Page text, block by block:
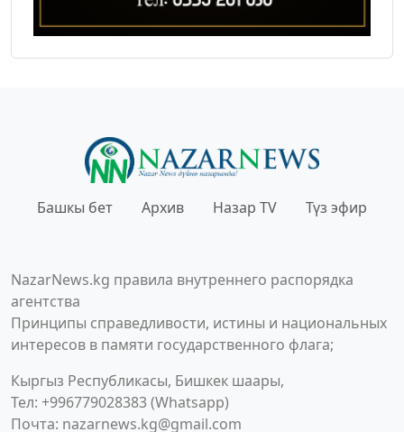
Башкы бет Архив Назар TV Түз эфир
NazarNews.kg правила внутреннего распорядка
агентства
Принципы справедливости, истины и национальных
интересов в памяти государственного флага;
Кыргыз Республикасы, Бишкек шаары,
Тел: +996779028383 (Whatsapp)
Почта: nazarnews.kg@gmail.com